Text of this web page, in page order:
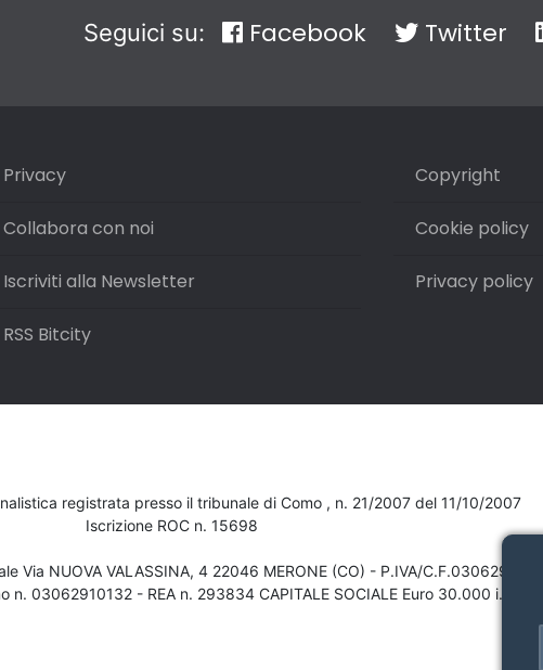
Seguici su: Facebook Twitter
Privacy
Collabora con noi
Iscriviti alla Newsletter
RSS Bitcity
Copyright
Cookie policy
Privacy policy
registrata presso il tribunale di Como , n. 21/2007 del 11/10/2007
Iscrizione ROC n. 15698
Via NUOVA VALASSINA, 4 22046 MERONE (CO) - P.IVA/C.F.03062910132
n. 03062910132 - REA n. 293834 CAPITALE SOCIALE Euro 30.000 i.v.